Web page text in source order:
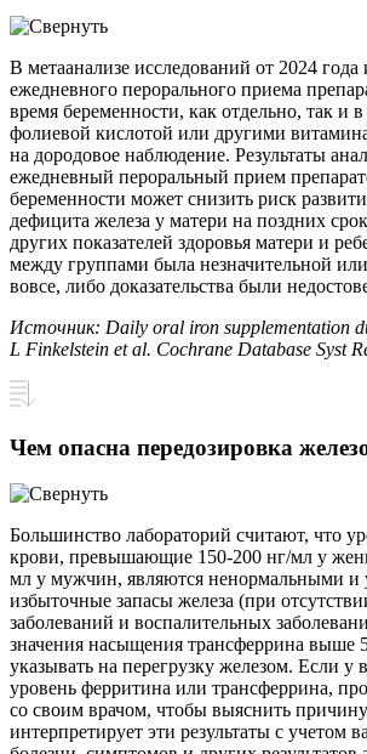
В метаанализе исследований от 2024 года
ежедневного перорального приема
время беременности, как отдельно, так и
фолиевой кислотой или другими
на дородовое наблюдение. Результаты
ежедневный пероральный прием
беременности может снизить риск
дефицита железа у матери на поздних
других показателей здоровья матери и
между группами была незначительной или
вовсе, либо доказательства были
Источник: Daily oral iron supplementation
L Finkelstein et al. Cochrane Database Syst
Чем опасна передозировка
Большинство лабораторий считают, что
крови, превышающие 150-200 нг/мл у
мл у мужчин, являются ненормальными и
избыточные запасы железа (при
заболеваний и воспалительных
значения насыщения трансферрина выше
указывать на перегрузку железом. Если у
уровень ферритина или трансферрина,
со своим врачом, чтобы выяснить
интерпретирует эти результаты с учетом